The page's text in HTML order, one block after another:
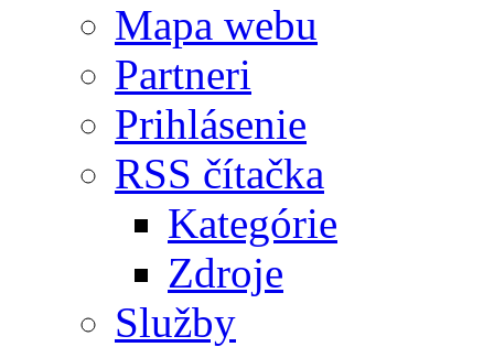
Mapa webu
Partneri
Prihlásenie
RSS čítačka
Kategórie
Zdroje
Služby